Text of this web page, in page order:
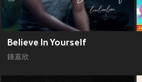
Believe In Yourself
鍾嘉欣